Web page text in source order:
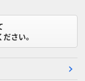
さい。